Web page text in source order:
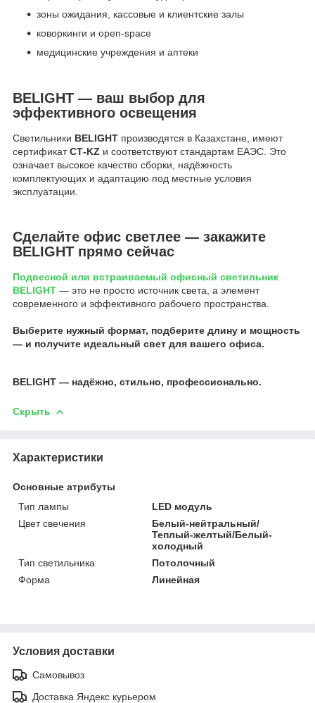
зоны ожидания, кассовые и клиентские залы
коворкинги и open-space
медицинские учреждения и аптеки
BELIGHT — ваш выбор для
эффективного освещения
Светильники BELIGHT производятся в Казахстане, имеют
сертификатСТ-KZ и соответствуют стандартам ЕАЭС. Это
означает высокое качество сборки, надёжность
комплектующих и адаптацию под местные условия
эксплуатации.
Сделайте офис светлее — закажите
BELIGHT прямо сейчас
Подвесной или встраиваемый офисный светильник
BELIGHT — это не просто источник света, а элемент
современного и эффективного рабочего пространства.
Выберите нужный формат, подберите длину и мощность
— и получите идеальный свет для вашего офиса.
BELIGHT — надёжно, стильно, профессионально.
Скрыть
Характеристики
Основные атрибуты
Тип лампы
LED модуль
Цвет свечения
Белый-нейтральный/
Теплый-желтый/Белый-
холодный
Тип светильника
Потолочный
Форма
Линейная
Условия доставки
Самовывоз
Доставка Яндекс курьером